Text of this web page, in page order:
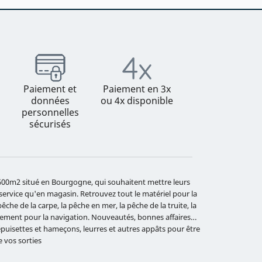
Paiement et
données
personnelles
sécurisés
Paiement en 3x
ou 4x disponible
situé en Bourgogne, qui souhaitent mettre leurs
qu'en magasin. Retrouvez tout le matériel pour la
de la carpe, la pêche en mer, la pêche de la truite, la
pour la navigation. Nouveautés, bonnes affaires…
et hameçons, leurres et autres appâts pour être
vos sorties